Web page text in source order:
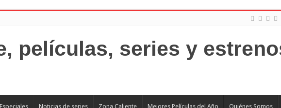
Especiales Noticias de series Zona Caliente Mejores Películas del Año Quiénes Somos